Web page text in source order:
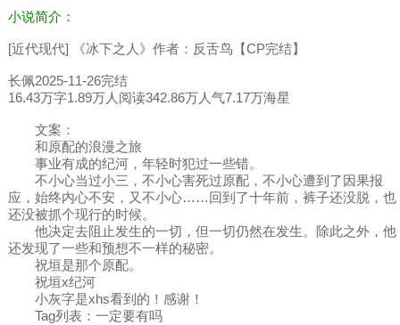
小说简介：
[近代现代] 《冰下之人》作者：反舌鸟【CP完结】
长佩2025-11-26完结
16.43万字1.89万人阅读342.86万人气7.17万海星
文案：
和原配的浪漫之旅
事业有成的纪河，年轻时犯过一些错。
不小心当过小三，不小心害死过原配，不小心遭到了因果报
应，始终内心不安，又不小心……回到了十年前，裤子还没脱，也
还没被抓个现行的时候。
他决定去阻止发生的一切，但一切仍然在发生。除此之外，他
还发现了一些和预想不一样的秘密。
祝垣是那个原配。
祝垣x纪河
小灰字是xhs看到的！感谢！
Tag列表：一定要有吗